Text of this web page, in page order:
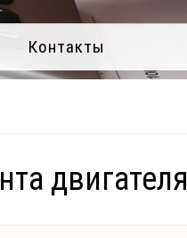
Контакты
двигателя